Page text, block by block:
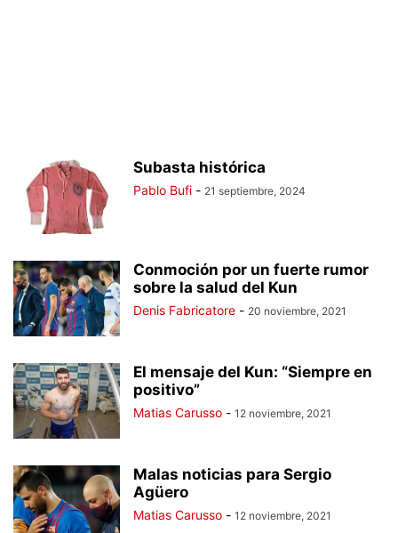
Subasta histórica
Pablo Bufi - 21 septiembre, 2024
Conmoción por un fuerte rumor
sobre la salud del Kun
Denis Fabricatore - 20 noviembre, 2021
El mensaje del Kun: “Siempre en
positivo”
Matias Carusso - 12 noviembre, 2021
Malas noticias para Sergio
Agüero
Matias Carusso - 12 noviembre, 2021